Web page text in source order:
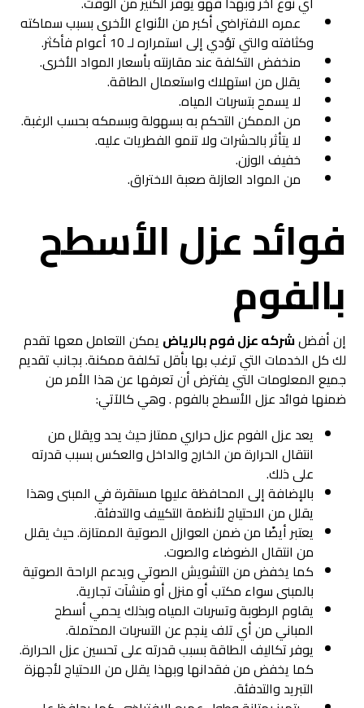
عمره الافتراضي أكبر من الأنواع الأخرى بسبب سماكته
وكثافته والتي تؤدي إلى استمراره لـ 10 أعوام فأكثر.
منخفض التكلفة عند مقارنته بأسعار المواد الأخرى.
يقلل من استهلاك واستعمال الطاقة.
لا يسمح بتسربات المياه.
من الممكن التحكم به بسهولة وبسمكه بحسب الرغبة.
لا يتأثر بالحشرات ولا تنمو الفطريات عليه.
خفيف الوزن.
من المواد العازلة صعبة الاختراق.
فوائد عزل الأسطح
بالفوم
إنأفضلشركه عزل فوم بالرياض يمكن التعامل معها تقدم
لك كل الخدمات التي ترغب بها بأقل تكلفة ممكنة. بجانب تقديم
جميع المعلومات التي يفترض أن تعرفها عن هذا الأمر من
ضمنها فوائد عزل الأسطح بالفوم . وهي كالآتي:
يعد عزل الفوم عزل حراري ممتاز حيث يحد ويقلل من
انتقال الحرارة من الخارج والداخل والعكس بسبب قدرته
على ذلك.
بالإضافة إلى المحافظة عليها مستقرة في المبنى وهذا
يقلل من الاحتياج لأنظمة التكييف والتدفئة.
يعتبر أيضًا من ضمن العوازل الصوتية الممتازة. حيث يقلل
من انتقال الضوضاء والصوت.
كما يخفض من التشويش الصوتي ويدعم الراحة الصوتية
بالمبنى سواء مكتب أو منزل أو منشآت تجارية.
يقاوم الرطوبة وتسربات المياه وبذلك يحمي أسطح
المباني من أي تلف ينجم عن التسربات المحتملة.
يوفر تكاليف الطاقة بسبب قدرته على تحسين عزل الحرارة.
كما يخفض من فقدانها وبهذا يقلل من الاحتياج لأجهزة
التبريد والتدفئة.